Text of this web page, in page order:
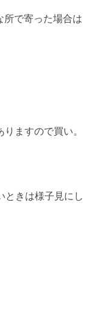
所で寄った場合は
ますので買い。
ときは様子見にし